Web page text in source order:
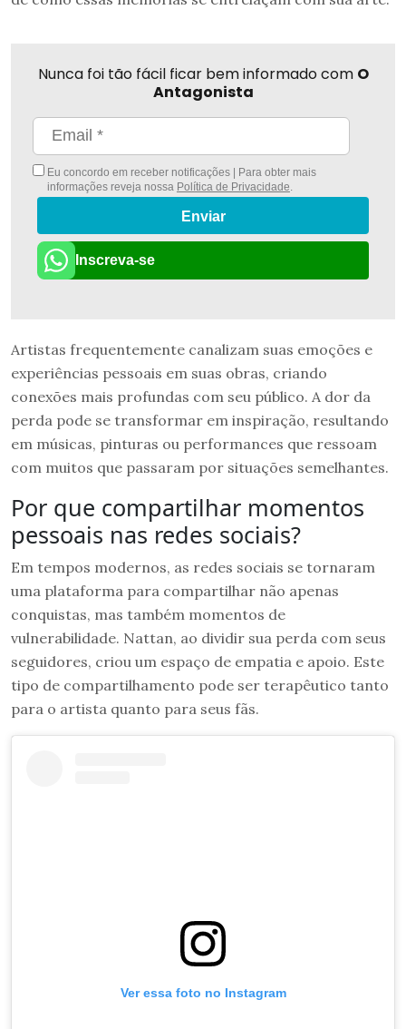
Nunca foi tão fácil ficar bem informado com O
Antagonista
Eu concordo em receber notificações | Para obter mais
informações reveja nossa Política de Privacidade
Enviar
Inscreva-se
Artistas frequentemente canalizam suas emoções e
experiências pessoais em suas obras, criando
conexões mais profundas com seu público. A dor da
perda pode se transformar em inspiração, resultando
em músicas, pinturas ou performances que ressoam
com muitos que passaram por situações semelhantes.
Por que compartilhar momentos
pessoais nas redes sociais?
Em tempos modernos, as redes sociais se tornaram
uma plataforma para compartilhar não apenas
conquistas, mas também momentos de
vulnerabilidade. Nattan, ao dividir sua perda com seus
seguidores, criou um espaço de empatia e apoio. Este
tipo de compartilhamento pode ser terapêutico tanto
para o artista quanto para seus fãs.
Ver essa foto no Instagram